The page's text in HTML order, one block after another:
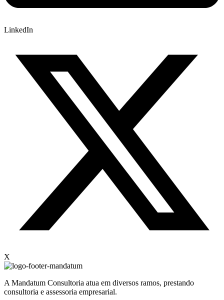
LinkedIn
X
A Mandatum Consultoria atua em diversos ramos, prestando
consultoria e assessoria empresarial.